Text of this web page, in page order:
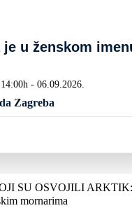
je u ženskom
- 06.09.2026.
Zagreba